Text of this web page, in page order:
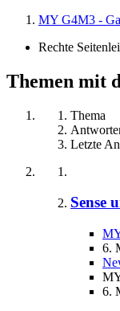
MY G4M3 -
Rechte
Themen mit
Thema
Letzte
Sense
6.
6.